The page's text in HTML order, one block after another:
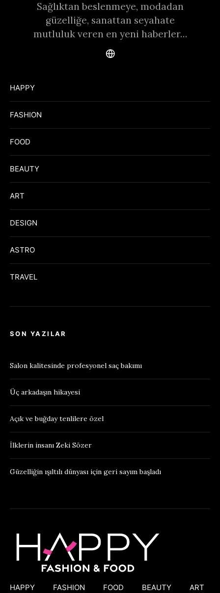
Sağlıktan beslenmeye, modadan
güzelliğe, sanattan seyahate
mutluluk veren en yeni haberler…
HAPPY
FASHION
FOOD
BEAUTY
ART
DESIGN
ASTRO
TRAVEL
SON YAZILAR
Salon kalitesinde profesyonel saç bakımı
Üç arkadaşın hikayesi
Açık ve buğday tenlilere özel
İlklerin insanı Zeki Sözer
Güzelliğin ışıltılı dünyası için geri sayım başladı
HAPPY FASHION FOOD BEAUTY ART